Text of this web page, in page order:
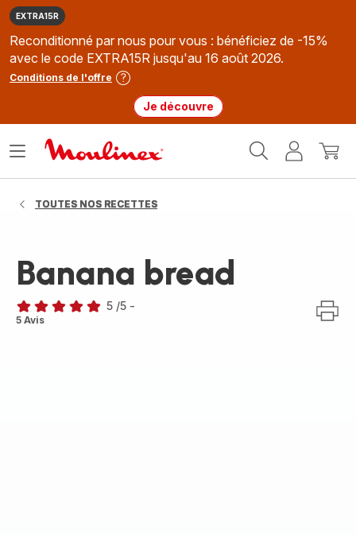
EXTRA15R
Reconditionné par nous pour vous : bénéficiez de -15%
avec le code EXTRA15R jusqu'au 16 août 2026.
Conditions de l'offre
Je découvre
MonMon
Ouvrir
TOUTES NOS RECETTES
Banana bread
Avis
5 /5 -
5 Avis